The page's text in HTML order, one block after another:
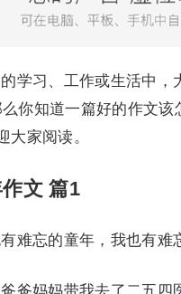
习、工作或生活中，
你知道一篇好的作文
大家阅读。
文 篇1
忘的童年，我也有难
妈妈带我去了二五四